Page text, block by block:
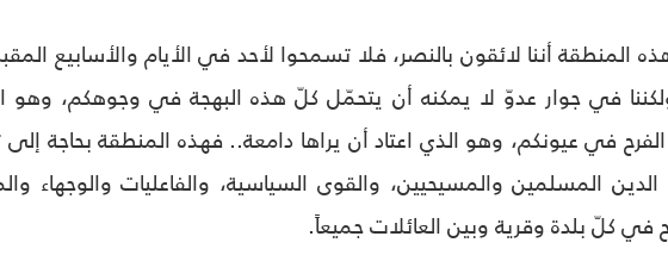
المنطقة أننا لائقون بالنصر، فلا تسمحوا لأحد في الأيام والأسابيع
في جوار عدوّ لا يمكنه أن يتحمّل كلّ هذه البهجة في وجوهكم، وهو
في عيونكم، وهو الذي اعتاد أن يراها دامعة.. فهذه المنطقة بحاجة
المسلمين والمسيحيين، والقوى السياسية، والفاعليات والوجهاء
في كلّ بلدة وقرية وبين العائلات جميعاً.